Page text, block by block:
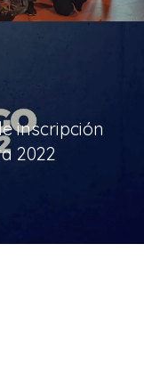
inscripción
2022